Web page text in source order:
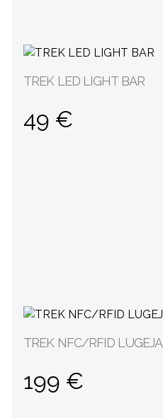
TREK LED LIGHT BAR
49 €
TREK NFC/RFID LUGEJA
199 €